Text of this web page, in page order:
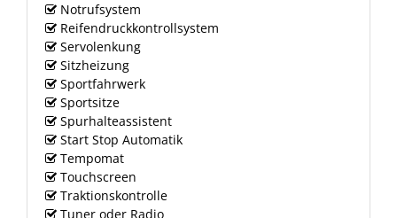
Notrufsystem
Reifendruckkontrollsystem
Servolenkung
Sitzheizung
Sportfahrwerk
Sportsitze
Spurhalteassistent
Start Stop Automatik
Tempomat
Touchscreen
Traktionskontrolle
Tuner oder Radio